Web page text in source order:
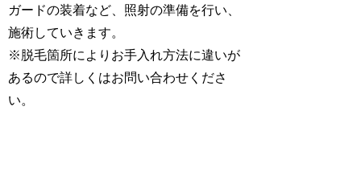
ガードの装着など、照射の準備を行い、
施術していきます。
※脱毛箇所によりお手入れ方法に違いが
あるので詳しくはお問い合わせくださ
い。